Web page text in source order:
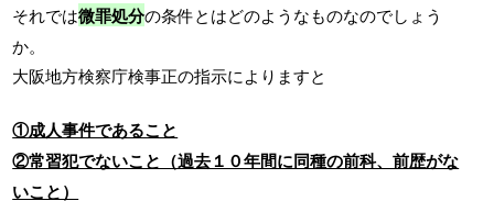
それでは微罪処分の条件とはどのようなものなのでしょう
か。
大阪地方検察庁検事正の指示によりますと
①成人事件であること
②常習犯でないこと（過去１０年間に同種の前科、前歴がな
いこと）